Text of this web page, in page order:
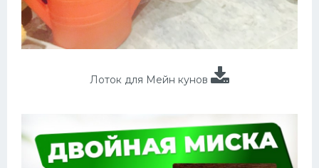
Лоток для Мейн кунов